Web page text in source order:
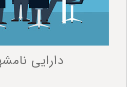
دارایی نامشهود